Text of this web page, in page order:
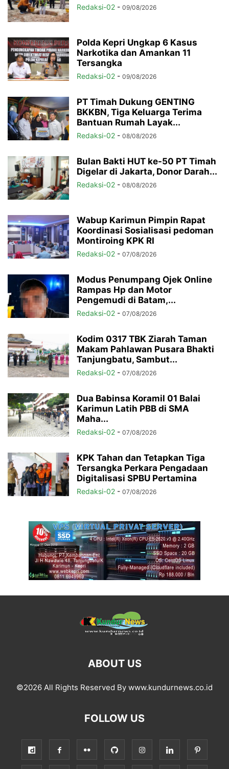
Redaksi-02 - 09/08/2026
Polda Kepri Ungkap 6 Kasus
Narkotika dan Amankan 11
Tersangka
Redaksi-02 - 09/08/2026
PT Timah Dukung GENTING
BKKBN, Tiga Keluarga Terima
Bantuan Rumah Layak...
Redaksi-02 - 08/08/2026
Bulan Bakti HUT ke-50 PT Timah
Digelar di Jakarta, Donor Darah...
Redaksi-02 - 08/08/2026
Wabup Karimun Pimpin Rapat
Koordinasi Sosialisasi pedoman
Montiroing KPK RI
Redaksi-02 - 07/08/2026
Modus Penumpang Ojek Online
Rampas Hp dan Motor
Pengemudi di Batam,...
Redaksi-02 - 07/08/2026
Kodim 0317 TBK Ziarah Taman
Makam Pahlawan Pusara Bhakti
Tanjungbatu, Sambut...
Redaksi-02 - 07/08/2026
Dua Babinsa Koramil 01 Balai
Karimun Latih PBB di SMA
Maha...
Redaksi-02 - 07/08/2026
KPK Tahan dan Tetapkan Tiga
Tersangka Perkara Pengadaan
Digitalisasi SPBU Pertamina
Redaksi-02 - 07/08/2026
ABOUT US
©2026 All Rights Reserved By www.kundurnews.co.id
FOLLOW US